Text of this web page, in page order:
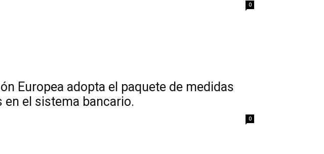
0
Europea adopta el paquete de medidas
en el sistema bancario.
0